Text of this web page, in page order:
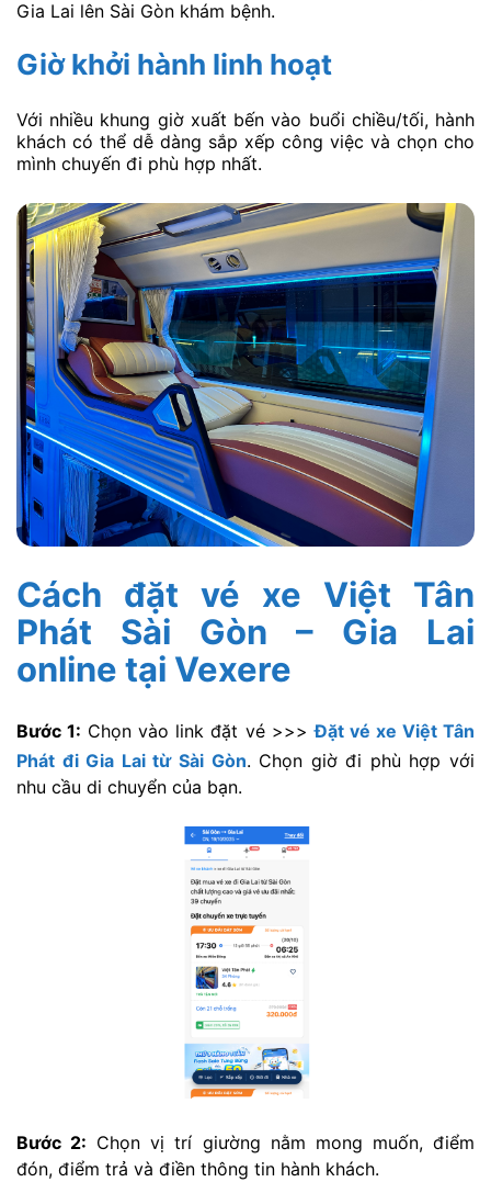
Gia Lai lên Sài Gòn khám bệnh.
Giờ khởi hành linh hoạt
Với nhiều khung giờ xuất bến vào buổi chiều/tối, hành
khách có thể dễ dàng sắp xếp công việc và chọn cho
mình chuyến đi phù hợp nhất.
Cách đặt vé xe Việt Tân
Phát Sài Gòn – Gia Lai
online tại Vexere
Bước 1: Chọn vào link đặt vé >>>Đặt vé xe Việt Tân
Phát đi Gia Lai từ Sài Gòn. Chọn giờ đi phù hợp với
nhu cầu di chuyển của bạn.
Bước 2: Chọn vị trí giường nằm mong muốn, điểm
đón, điểm trả và điền thông tin hành khách.